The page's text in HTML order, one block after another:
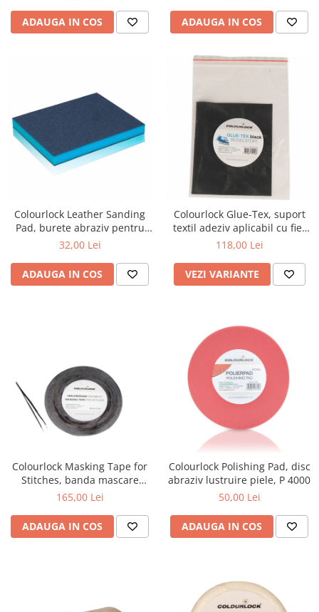
ADAUGA IN COS ADAUGA IN COS
Colourlock Leather Sanding
Pad, burete abraziv pentru
piele
32,00 Lei
ADAUGA IN COS
Colourlock Glue-Tex, suport
textil adeziv aplicabil cu fier
de călcat
118,00 Lei
VEZI VARIANTE
Colourlock Masking Tape for
Stitches, banda mascare
cusaturi, 1 mm x 50 m
165,00 Lei
ADAUGA IN COS
Colourlock Polishing Pad, disc
abraziv lustruire piele, P 4000
50,00 Lei
ADAUGA IN COS